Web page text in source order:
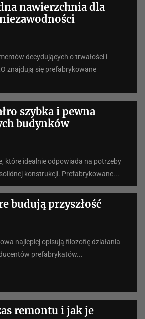
nawierzchnia dla
decydujących o trwałości i
znajdują się prefabrykowane
szybka i pewna
budynków
które idealnie odpowiada na potrzeby
konstrukcji. Prefabrykowane...
budują przyszłość
najlepiej opisują filozofię działania
prefabrykatów...
remontu i jak je